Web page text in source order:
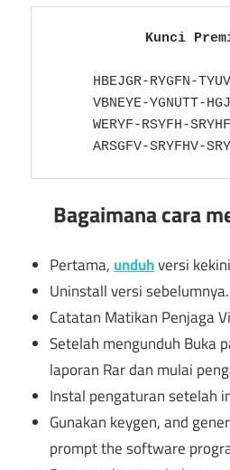
Kunci
HBEJGR-RYGFN-
VBNEYE-YGNUTT-
WERYF-RSYFH-
ARSGFV-SRYFHV-
Bagaimana cara
Pertama,unduhversi
Uninstall versi sebelumnya.
Catatan Matikan Penjaga
Setelah mengunduh Buka
laporan Rar dan mulai
Instal pengaturan setelah
Gunakan keygen,and
prompt the software